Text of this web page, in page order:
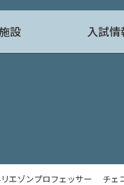
設 入試情
エゾンプロフェッサー チェ